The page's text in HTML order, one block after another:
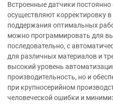
Встроенные датчики
осуществляют корректировку
поддержания оптимальных
можно программировать для
последовательно, с
для различных материалов и
высокий уровень
производительность, но и
при крупносерийном
человеческой ошибки и